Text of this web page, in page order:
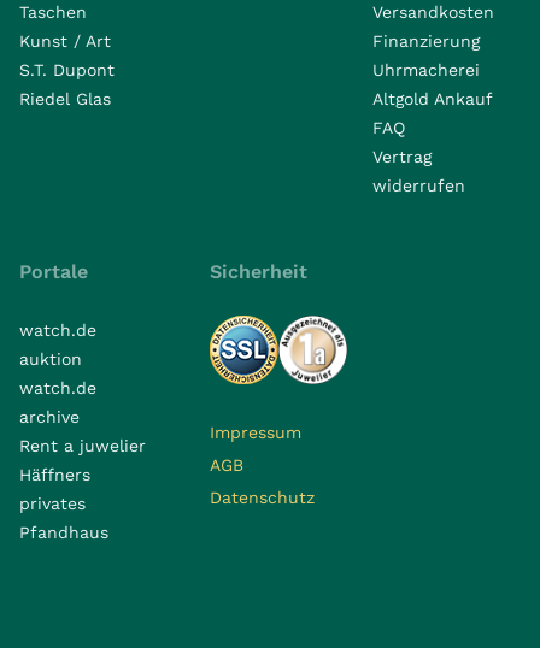
Taschen
Kunst / Art
S.T. Dupont
Riedel Glas
Versandkosten
Finanzierung
Uhrmacherei
Altgold Ankauf
FAQ
Vertrag
widerrufen
Portale
watch.de
auktion
watch.de
archive
Rent a juwelier
Häffners
privates
Pfandhaus
Sicherheit
Impressum
AGB
Datenschutz